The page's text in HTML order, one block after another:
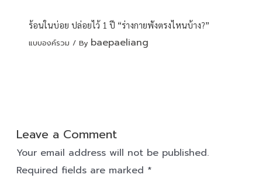
ร้อนในบ่อย ปล่อยไว้ 1 ปี “ร่างกายพังตรงไหนบ้าง?”
แบบองค์รวม / By baepaeliang
Leave a Comment
Your email address will not be published.
Required fields are marked *